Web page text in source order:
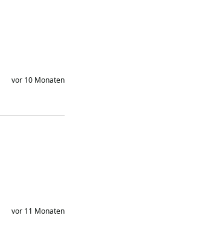
vor 10 Monaten
vor 11 Monaten